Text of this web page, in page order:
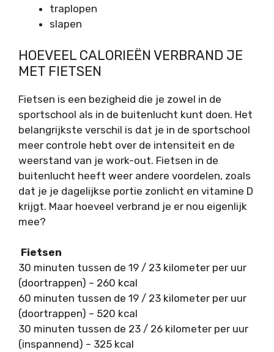
traplopen
slapen
HOEVEEL CALORIEËN VERBRAND JE
MET FIETSEN
Fietsen is een bezigheid die je zowel in de
sportschool als in de buitenlucht kunt doen. Het
belangrijkste verschil is dat je in de sportschool
meer controle hebt over de intensiteit en de
weerstand van je work-out. Fietsen in de
buitenlucht heeft weer andere voordelen, zoals
dat je je dagelijkse portie zonlicht en vitamine D
krijgt. Maar hoeveel verbrand je er nou eigenlijk
mee?
Fietsen
30 minuten tussen de 19 / 23 kilometer per uur
(doortrappen) – 260 kcal
60 minuten tussen de 19 / 23 kilometer per uur
(doortrappen) – 520 kcal
30 minuten tussen de 23 / 26 kilometer per uur
(inspannend) – 325 kcal